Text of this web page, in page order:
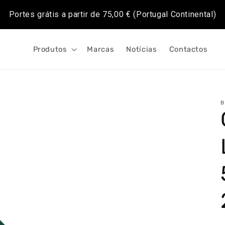
Portes grátis a partir de 75,00 € (Portugal Continental)
Produtos Marcas Notícias Contactos